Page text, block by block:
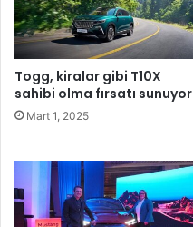
i
n
Ç
a
ı
ş
a
a
p
ı
l
r
n
B
r
Togg, kiralar gibi T10X
sahibi olma fırsatı sunuyor
Mart 1, 2025